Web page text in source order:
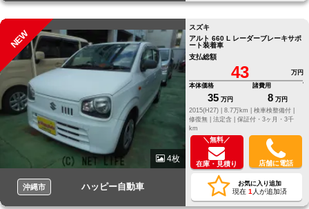
NEW
4枚
沖縄市 ハッピー自動車
スズキ
アルト 660 L レーダーブレーキサポ
ート装着車
支払総額
43
万円
本体価格
35 万円
諸費用
8 万円
2015(H27) |
8.7万km |
検車検整備付 |
修復無 | 法定含 | 保証付・3ヶ月・3千
km
＼無料／
在庫・見積り 店舗に電話
お気に入り追加
現在 1 人が追加済